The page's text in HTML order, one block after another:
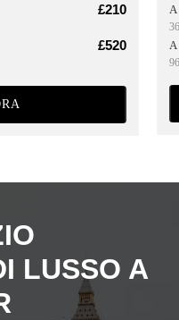
£210
£520
LUSSO A